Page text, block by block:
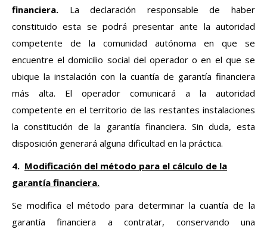
financiera. La declaración responsable de haber
constituido esta se podrá presentar ante la autoridad
competente de la comunidad autónoma en que se
encuentre el domicilio social del operador o en el que se
ubique la instalación con la cuantía de garantía financiera
más alta. El operador comunicará a la autoridad
competente en el territorio de las restantes instalaciones
la constitución de la garantía financiera. Sin duda, esta
disposición generará alguna dificultad en la práctica.
4. Modificación del método para el cálculo de la
garantía financiera.
Se modifica el método para determinar la cuantía de la
garantía financiera a contratar, conservando una